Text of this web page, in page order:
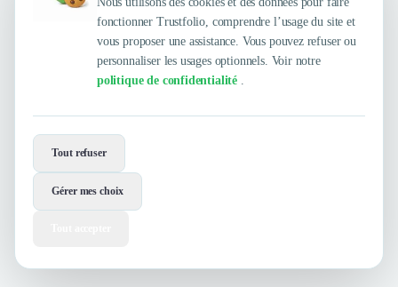
fonctionner Trustfolio, comprendre l’usage du site et
vous proposer une assistance. Vous pouvez refuser ou
personnaliser les usages optionnels. Voir notre
politique de confidentialité .
Tout refuser
Gérer mes choix
Contacter